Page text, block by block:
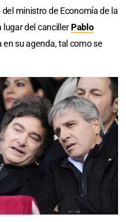
ministro de Economía de la
lugar del canciller Pablo
su agenda, tal como se